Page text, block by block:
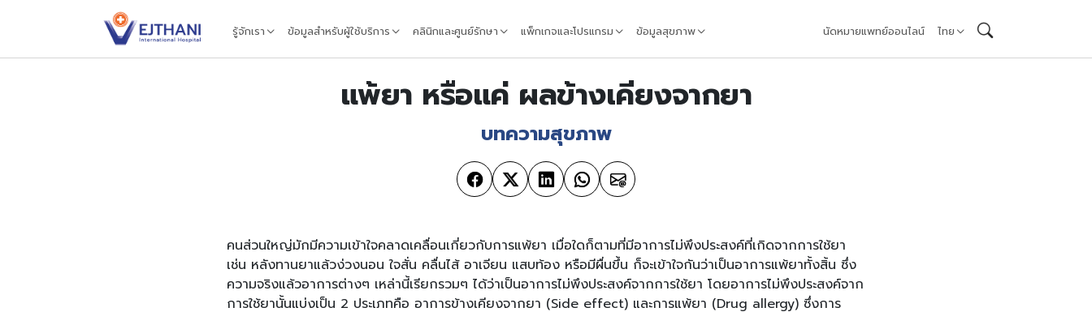
รู้จักเรา ข้อมูลสำหรับผู้ใช้บริการ คลินิกและศูนย์รักษา แพ็กเกจและโปรแกรม ข้อมูลสุขภาพ นัดหมายแพทย์ออนไลน์ ไทย
แพ้ยา หรือแค่ ผลข้างเคียงจากยา
บทความสุขภาพ
คนส่วนใหญ่มักมีความเข้าใจคลาดเคลื่อนเกี่ยวกับการแพ้ยา เมื่อใดก็ตามที่มีอาการไม่พึงประสงค์ที่เกิดจากการใช้ยา
เช่น หลังทานยาแล้วง่วงนอน ใจสั่น คลื่นไส้ อาเจียน แสบท้อง หรือมีผื่นขึ้น ก็จะเข้าใจกันว่าเป็นอาการแพ้ยาทั้งสิ้น ซึ่ง
ความจริงแล้วอาการต่างๆ เหล่านี้เรียกรวมๆ ได้ว่าเป็นอาการไม่พึงประสงค์จากการใช้ยา โดยอาการไม่พึงประสงค์จาก
การใช้ยานั้นแบ่งเป็น 2 ประเภทคือ อาการข้างเคียงจากยา (Side effect) และการแพ้ยา (Drug allergy) ซึ่งการ